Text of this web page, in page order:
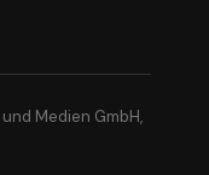
Medien GmbH,